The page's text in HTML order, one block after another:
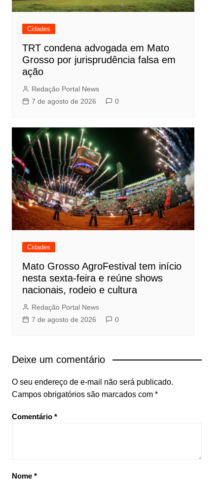
Cidades
TRT condena advogada em Mato
Grosso por jurisprudência falsa em
ação
Redação Portal News
7 de agosto de 2026
0
Cidades
Mato Grosso AgroFestival tem início
nesta sexta-feira e reúne shows
nacionais, rodeio e cultura
Redação Portal News
7 de agosto de 2026
0
Deixe um comentário
O seu endereço de e-mail não será publicado.
Campos obrigatórios são marcados com *
Comentário *
Nome *